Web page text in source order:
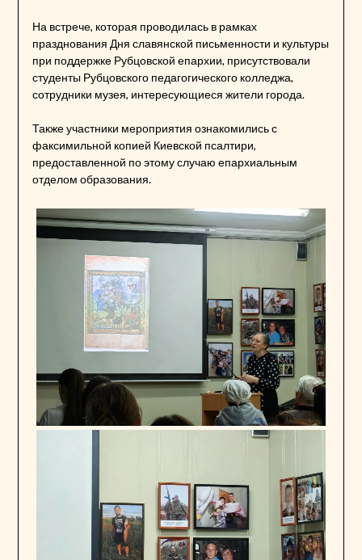
На встрече, которая проводилась в рамках
празднования Дня славянской письменности и культуры
при поддержке Рубцовской епархии, присутствовали
студенты Рубцовского педагогического колледжа,
сотрудники музея, интересующиеся жители города.
Также участники мероприятия ознакомились с
факсимильной копией Киевской псалтири,
предоставленной по этому случаю епархиальным
отделом образования.